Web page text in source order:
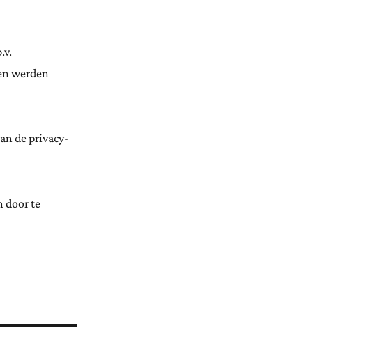
werden
de privacy-
door te